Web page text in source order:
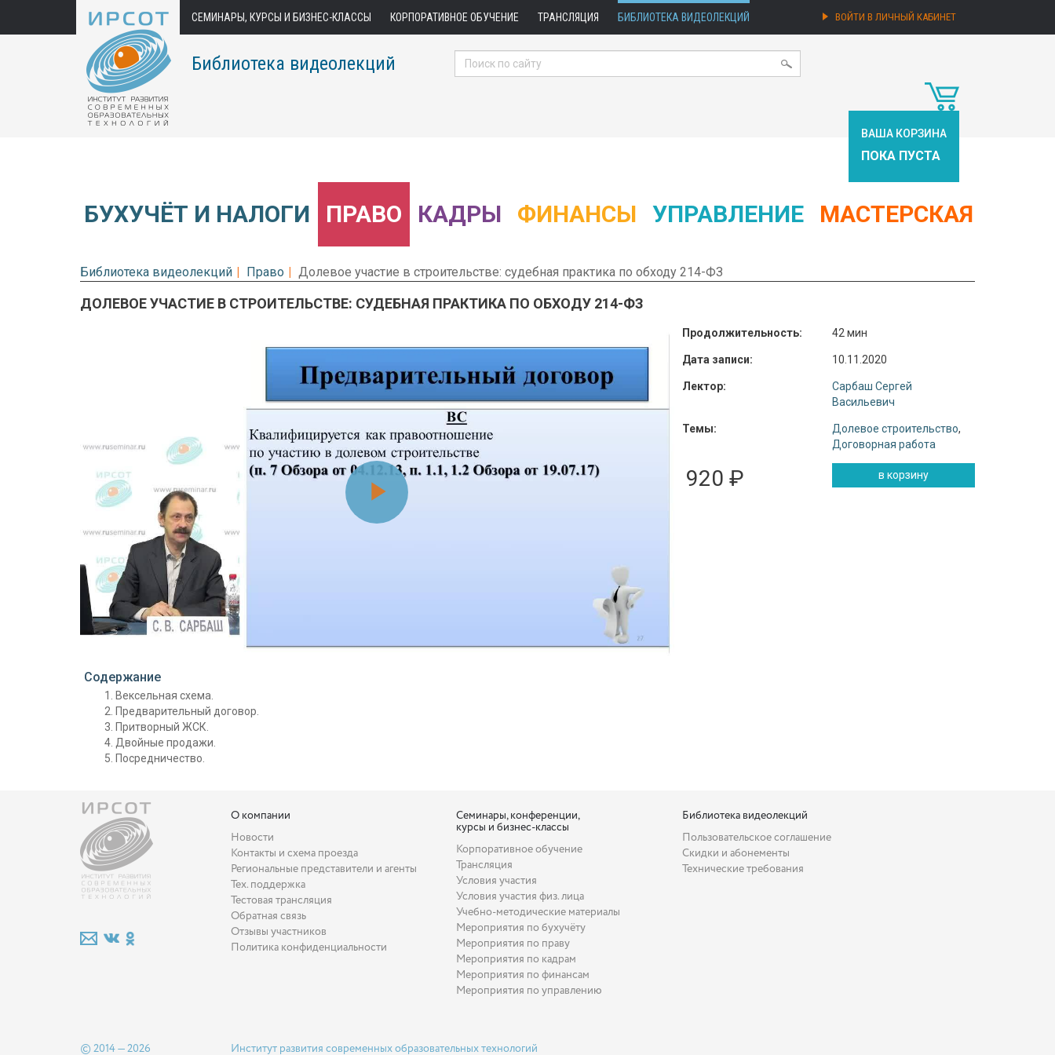
СЕМИНАРЫ, КУРСЫ И БИЗНЕС-КЛАССЫ КОРПОРАТИВНОЕ ОБУЧЕНИЕ ТРАНСЛЯЦИЯ БИБЛИОТЕКА ВИДЕОЛЕКЦИЙ ВОЙТИ В ЛИЧНЫЙ КАБИНЕТ
Библиотека видеолекций
ВАША КОРЗИНА
ПОКА ПУСТА
БУХУЧЁТ И НАЛОГИ ПРАВО КАДРЫ ФИНАНСЫ УПРАВЛЕНИЕ МАСТЕРСКАЯ
Библиотека видеолекций Право Долевое участие в строительстве: судебная практика по обходу 214-ФЗ
ДОЛЕВОЕ УЧАСТИЕ В СТРОИТЕЛЬСТВЕ: СУДЕБНАЯ ПРАКТИКА ПО ОБХОДУ 214-ФЗ
Предварительный просмотр. Фрагмент
Воспроизвести
Продолжительность: 42 мин
Дата записи: 10.11.2020
Лектор:
Сарбаш Сергей
Васильевич
Темы: Долевое строительство,
Договорная работа
920 ₽
Содержание
Вексельная схема.
Предварительный договор.
Притворный ЖСК.
Двойные продажи.
Посредничество.
О компании
Новости
Контакты и схема проезда
Региональные представители и агенты
Тех. поддержка
Тестовая трансляция
Обратная связь
Отзывы участников
Политика конфиденциальности
Семинары, конференции,
курсы и бизнес-классы
Корпоративное обучение
Трансляция
Условия участия
Условия участия физ. лица
Учебно-методические материалы
Мероприятия по бухучёту
Мероприятия по праву
Мероприятия по кадрам
Мероприятия по финансам
Мероприятия по управлению
Библиотека видеолекций
Пользовательское соглашение
Скидки и абонементы
Технические требования
© 2014 — 2026 Институт развития современных образовательных технологий